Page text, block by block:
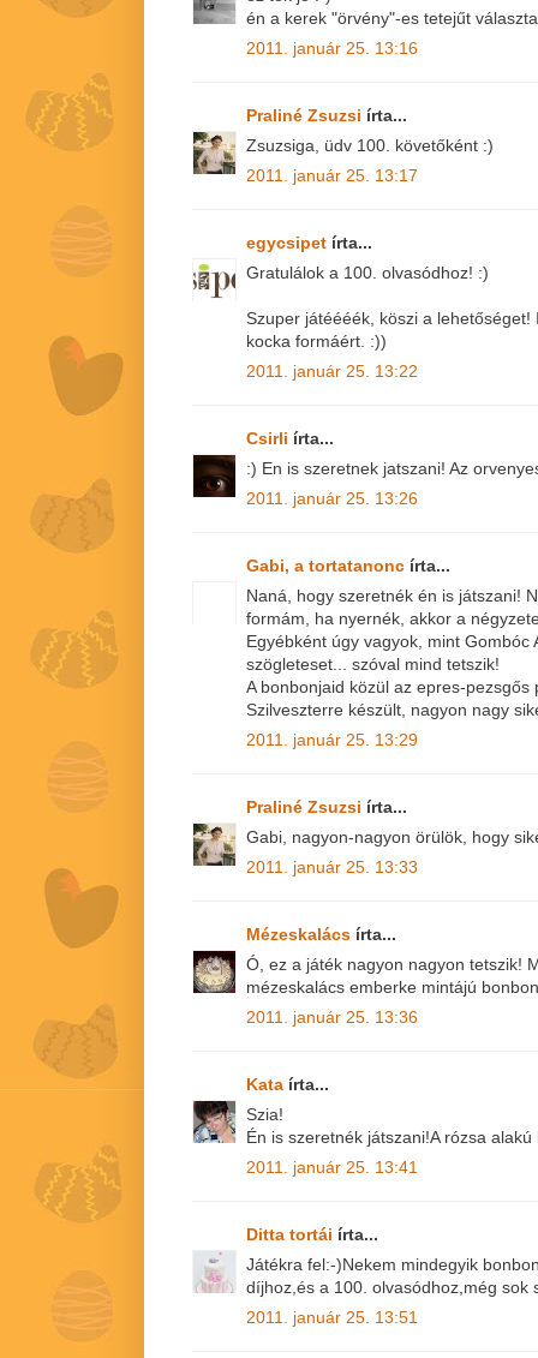
én a kerek "örvény"-es tetejűt
2011. január 25. 13:16
Praliné Zsuzsi írta...
Zsuzsiga, üdv 100. követőként :)
2011. január 25. 13:17
egycsipet írta...
Gratulálok a 100. olvasódhoz! :)
Szuper játéééék, köszi a
kocka formáért. :))
2011. január 25. 13:22
Csirli írta...
:) En is szeretnek jatszani! Az
2011. január 25. 13:26
Gabi, a tortatanonc írta...
Naná, hogy szeretnék én is játszani!
formám, ha nyernék, akkor a
Egyébként úgy vagyok, mint
szögleteset... szóval mind tetszik!
A bonbonjaid közül az epres-
Szilveszterre készült, nagyon nagy
2011. január 25. 13:29
Praliné Zsuzsi írta...
Gabi, nagyon-nagyon örülök, hogy
2011. január 25. 13:33
Mézeskalács írta...
Ó, ez a játék nagyon nagyon tetszik!
mézeskalács emberke mintájú
2011. január 25. 13:36
Kata írta...
Szia!
Én is szeretnék játszani!A rózsa
2011. január 25. 13:41
Ditta tortái írta...
Játékra fel:-)Nekem mindegyik
díjhoz,és a 100. olvasódhoz,még sok
2011. január 25. 13:51